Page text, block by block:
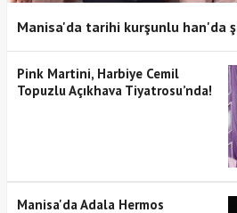
Manisa'da tarihi kurşunlu han'da
Pink Martini, Harbiye Cemil
Topuzlu Açıkhava Tiyatrosu’nda!
Manisa'da Adala Hermos